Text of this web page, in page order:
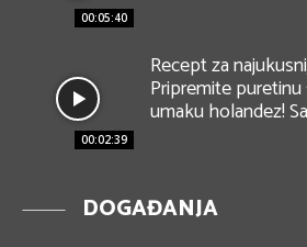
00:05:40
00:02:39
Recept za
Pripremite
umaku holandez!
DOGAĐANJA